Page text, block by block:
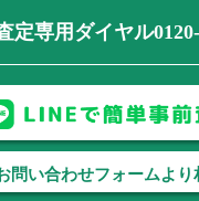
定専用ダイヤル
問い合わせフォームより